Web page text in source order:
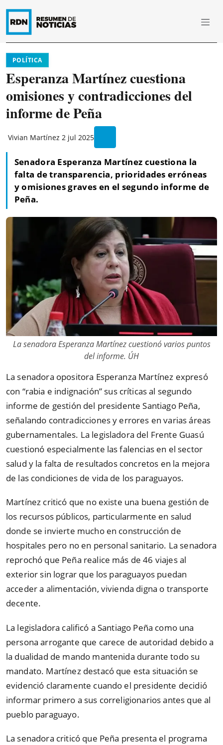
POLÍTICA
Esperanza Martínez cuestiona
omisiones y contradicciones del
informe de Peña
Vivian Martínez 2 jul 2025
Senadora Esperanza Martínez cuestiona la
falta de transparencia, prioridades erróneas
y omisiones graves en el segundo informe de
Peña.
La senadora Esperanza Martínez cuestionó varios puntos
del informe. ÚH
La senadora opositora Esperanza Martínez expresó
con “rabia e indignación” sus críticas al segundo
informe de gestión del presidente Santiago Peña,
señalando contradicciones y errores en varias áreas
gubernamentales. La legisladora del Frente Guasú
cuestionó especialmente las falencias en el sector
salud y la falta de resultados concretos en la mejora
de las condiciones de vida de los paraguayos.
Martínez criticó que no existe una buena gestión de
los recursos públicos, particularmente en salud
donde se invierte mucho en construcción de
hospitales pero no en personal sanitario. La senadora
reprochó que Peña realice más de 46 viajes al
exterior sin lograr que los paraguayos puedan
acceder a alimentación, vivienda digna o transporte
decente.
La legisladora calificó a Santiago Peña como una
persona arrogante que carece de autoridad debido a
la dualidad de mando mantenida durante todo su
mandato. Martínez destacó que esta situación se
evidenció claramente cuando el presidente decidió
informar primero a sus correligionarios antes que al
pueblo paraguayo.
La senadora criticó que Peña presenta el programa